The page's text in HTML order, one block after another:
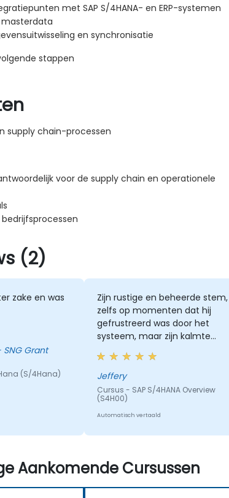
met SAP S/4HANA- en ERP-systemen
en synchronisatie
stappen
supply chain-processen
voor de supply chain en operationele
(2)
zake en was
Grant
(S/4Hana)
Zijn rustige en beheerde stem,
zelfs op momenten dat hij
gefrustreerd was door het
systeem, maar zijn kalmte
behield...
Jeffery
Cursus - SAP S/4HANA Overview
(S4H00)
Automatisch vertaald
Aankomende Cursussen